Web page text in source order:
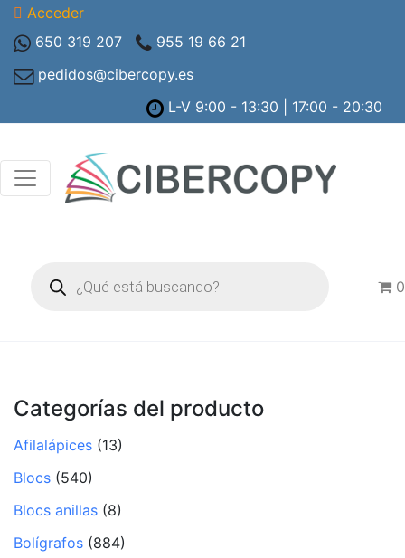
Acceder
650 319 207
955 19 66 21
pedidos@cibercopy.es
L-V 9:00 - 13:30 | 17:00 - 20:30
productos
0
Categorías del producto
Afilalápices (13)
Blocs (540)
Blocs anillas (8)
Bolígrafos (884)